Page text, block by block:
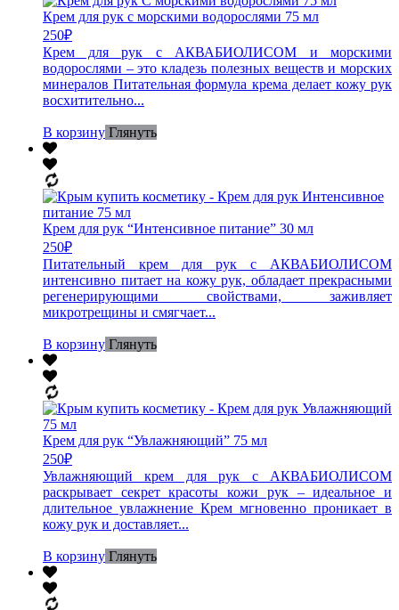
Крем для рук с морскими водорослями 75 мл
250₽
Крем для рук с АКВАБИОЛИСОМ и морскими
водорослями – это кладезь полезных веществ и морских
минералов Питательная формула крема делает кожу рук
восхитительно...
В корзину Глянуть
Крем для рук “Интенсивное питание” 30 мл
250₽
Питательный крем для рук с АКВАБИОЛИСОМ
интенсивно питает на кожу рук, обладает прекрасными
регенерирующими свойствами, заживляет
микротрещины и смягчает...
В корзину Глянуть
Крем для рук “Увлажняющий” 75 мл
250₽
Увлажняющий крем для рук с АКВАБИОЛИСОМ
раскрывает секрет красоты кожи рук – идеальное и
длительное увлажнение Крем мгновенно проникает в
кожу рук и доставляет...
В корзину Глянуть